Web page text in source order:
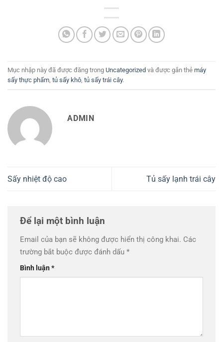
Mục nhập này đã được đăng trong Uncategorized và được gắn thẻ máy
sấy thực phẩm tủ sấy khô tủ sấy trái cây.
ADMIN
Sấy nhiệt độ cao Tủ sấy lạnh trái cây
Để lại một bình luận
Email của bạn sẽ không được hiển thị công khai. Các
trường bắt buộc được đánh dấu *
Bình luận*